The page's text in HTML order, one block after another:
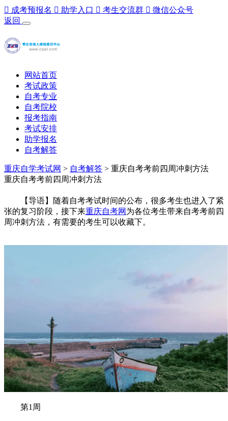
 成考预报名  助学入口  考生交流群  微信公众号
返回
网站首页
考试政策
自考专业
自考院校
报考指南
考试安排
助学报名
自考解答
重庆自学考试网 > 自考解答 > 重庆自考考前四周冲刺方法
重庆自考考前四周冲刺方法
【导语】随着自考考试时间的公布，很多考生也进入了紧
张的复习阶段，接下来重庆自考网 为各位考生带来自考考前四
周冲刺方法，有需要的考生可以收藏下。
第1周